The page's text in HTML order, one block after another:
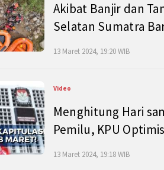
Akibat Banjir dan
Selatan Sumatra
13 Maret 2024, 19:20 WIB
Video
Menghitung Hari
Pemilu, KPU
13 Maret 2024, 19:18 WIB